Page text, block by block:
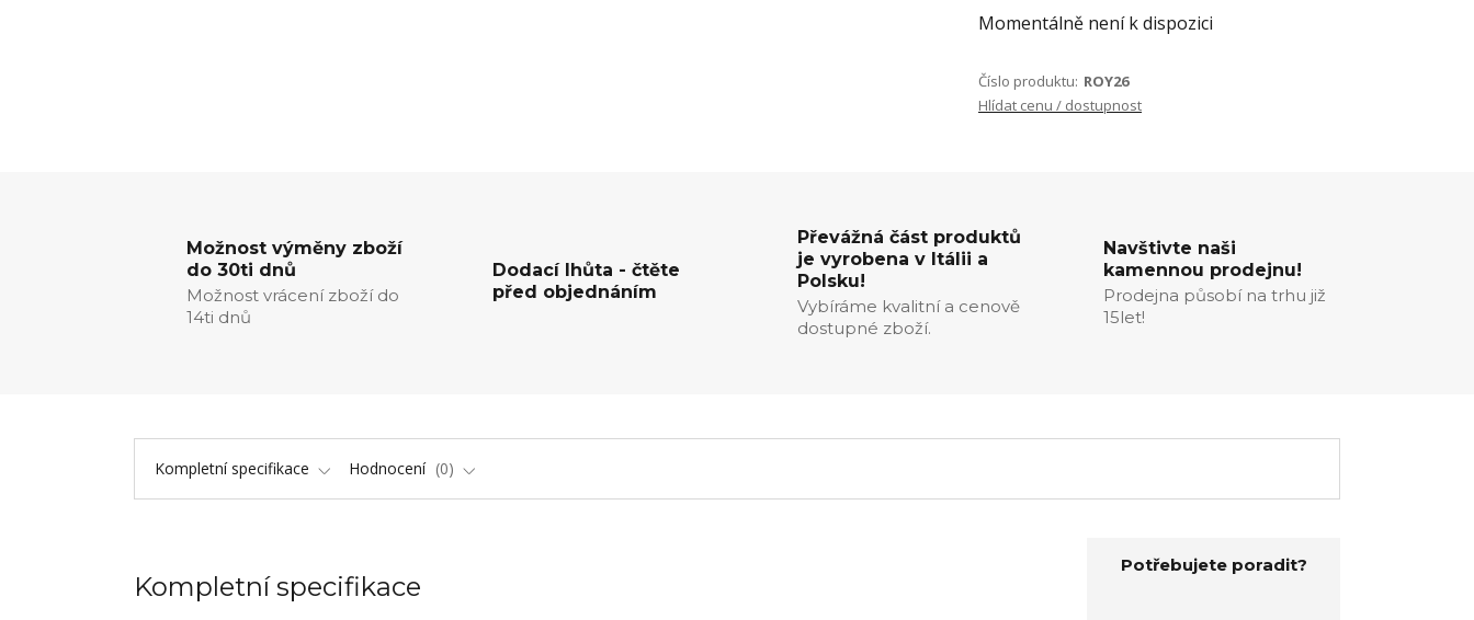
Momentálně není k dispozici
Číslo produktu: ROY26
Hlídat cenu / dostupnost
Možnost výměny zboží
do 30ti dnů
Možnost vrácení zboží do
14ti dnů
Dodací lhůta - čtěte
před objednáním
Převážná část produktů
je vyrobena v Itálii a
Polsku!
Vybíráme kvalitní a cenově
dostupné zboží.
Navštivte naši
kamennou prodejnu!
Prodejna působí na trhu již
15let!
Kompletní specifikace Hodnocení 0
Kompletní specifikace
Potřebujete poradit?